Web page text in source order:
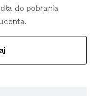
do pobrania